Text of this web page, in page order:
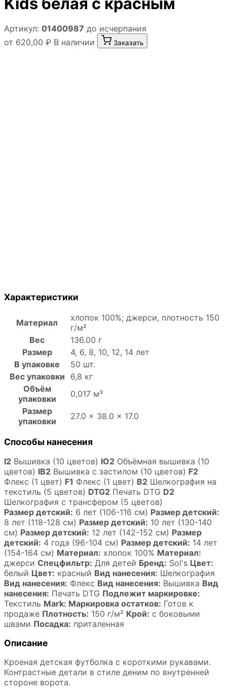
Артикул: 01400987 до исчерпания
от 620,00 ₽ В наличии Заказать
Характеристики
Материал
хлопок 100%; джерси, плотность 150
г/м²
Вес
136.00 г
Размер
4, 6, 8, 10, 12, 14 лет
В упаковке
50 шт.
Вес упаковки
6,8 кг
Объём
упаковки
0,017 м³
Размер
упаковки
27.0 × 38.0 × 17.0
Способы нанесения
I2 Вышивка (10 цветов) IO2 Объёмная вышивка (10
цветов) IB2 Вышивка с застилом (10 цветов) F2
Флекс (1 цвет) F1 Флекс (1 цвет) B2 Шелкография на
текстиль (5 цветов) DTG2 Печать DTG D2
Шелкография с трансфером (5 цветов)
Размер детский: 6 лет (106-116 см) Размер детский:
8 лет (118-128 см) Размер детский: 10 лет (130-140
см) Размер детский: 12 лет (142-152 см) Размер
детский: 4 года (96-104 см) Размер детский: 14 лет
(154-164 см) Материал: хлопок 100% Материал:
джерси Спецфильтр: Для детей Бренд: Sol's Цвет:
белый Цвет: красный Вид нанесения: Шелкография
Вид нанесения: Флекс Вид нанесения: Вышивка Вид
нанесения: Печать DTG Подлежит маркировке:
Текстиль Mark: Маркировка остатков: Готов к
продаже Плотность: 150 г/м² Крой: с боковыми
швами Посадка: приталенная
Описание
Кроеная детская футболка с короткими рукавами.
Контрастные детали в стиле деним по внутренней
стороне ворота.